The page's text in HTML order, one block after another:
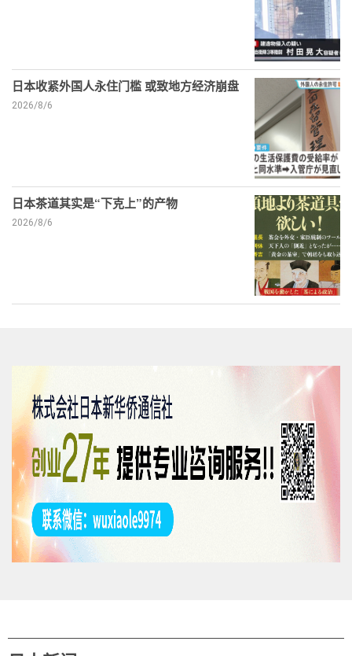
日本收紧外国人永住门槛 或致地方经济崩盘
2026/8/6
日本茶道其实是“下克上”的产物
2026/8/6